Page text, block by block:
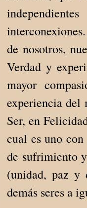
de nosotros,
Verdad y
mayor
experiencia del
Ser, en
cual es uno
de sufrimiento
(unidad, paz y
demás seres a